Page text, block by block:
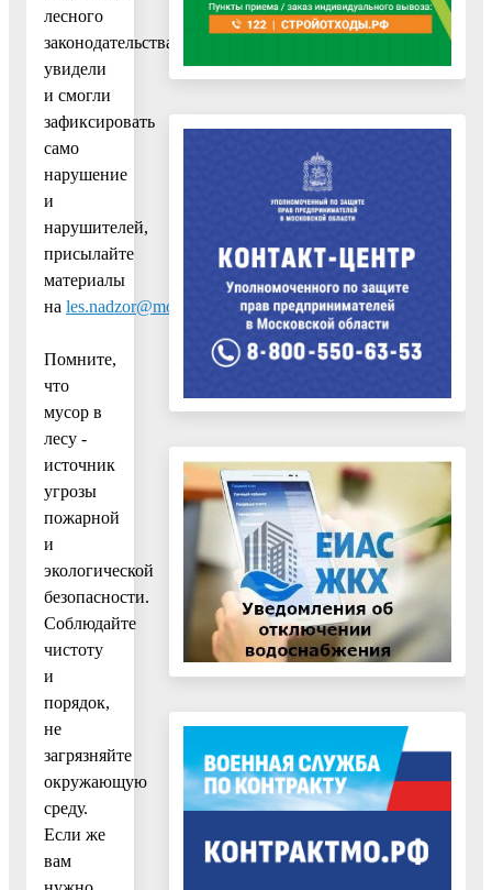
лесного
законодательства,
увидели
и смогли
зафиксировать
само
нарушение
и
нарушителей,
присылайте
материалы
на les.nadzor@mosreg.ru
Помните,
что
мусор в
лесу -
источник
угрозы
пожарной
и
экологической
безопасности.
Соблюдайте
чистоту
и
порядок,
не
загрязняйте
окружающую
среду.
Если же
вам